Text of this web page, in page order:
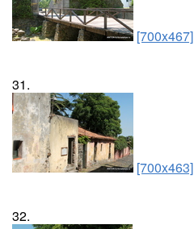
[700x467]
31.
[700x463]
32.